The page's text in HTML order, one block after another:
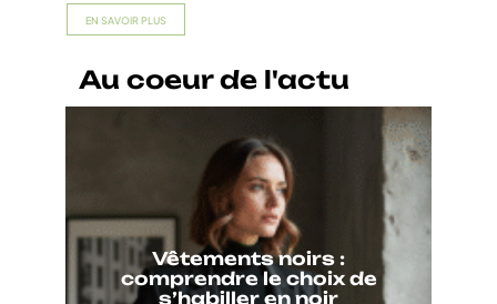
EN SAVOIR PLUS
Au coeur de l'actu
Vêtements noirs :
comprendre le choix de
s’habiller en noir